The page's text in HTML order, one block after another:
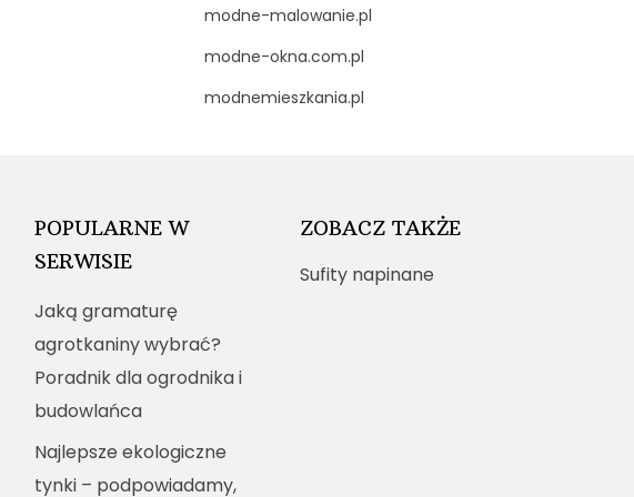
modne-malowanie.pl
modne-okna.com.pl
modnemieszkania.pl
POPULARNE W
SERWISIE
Jaką gramaturę
agrotkaniny wybrać?
Poradnik dla ogrodnika i
budowlańca
Najlepsze ekologiczne
tynki – podpowiadamy,
ZOBACZ TAKŻE
Sufity napinane